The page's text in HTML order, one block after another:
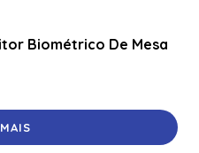
Biométrico De Mesa